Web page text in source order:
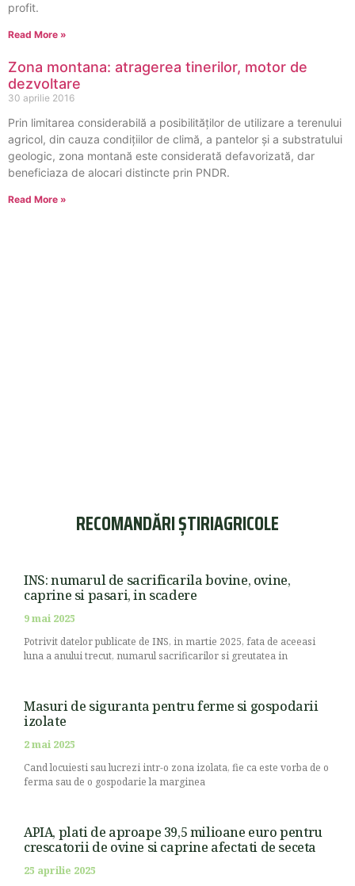
profit.
Read More »
Zona montana: atragerea tinerilor, motor de
dezvoltare
30 aprilie 2016
Prin limitarea considerabilă a posibilităţilor de utilizare a terenului
agricol, din cauza condiţiilor de climă, a pantelor şi a substratului
geologic, zona montană este considerată defavorizată, dar
beneficiaza de alocari distincte prin PNDR.
Read More »
RECOMANDĂRI ȘTIRIAGRICOLE
INS: numarul de sacrificarila bovine, ovine,
caprine si pasari, in scadere
9 mai 2025
Potrivit datelor publicate de INS, in martie 2025, fata de aceeasi
luna a anului trecut, numarul sacrificarilor si greutatea in
Masuri de siguranta pentru ferme si gospodarii
izolate
2 mai 2025
Cand locuiesti sau lucrezi intr-o zona izolata, fie ca este vorba de o
ferma sau de o gospodarie la marginea
APIA, plati de aproape 39,5 milioane euro pentru
crescatorii de ovine si caprine afectati de seceta
25 aprilie 2025